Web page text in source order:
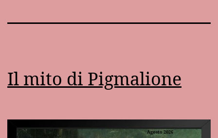
Il mito di Pigmalione
Agosto 2026